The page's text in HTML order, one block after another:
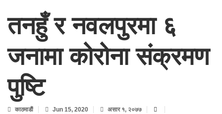
तनहुँ र नवलपुरमा ६
जनामा कोरोना संक्रमण
पुष्टि
काठमाडाैं Jun 15, 2020 असार १, २०७७